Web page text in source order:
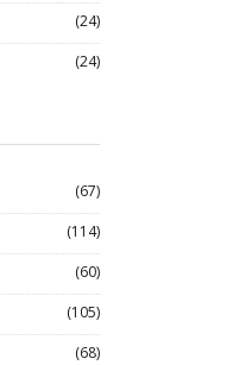
(24)
(24)
(67)
(114)
(60)
(105)
(68)